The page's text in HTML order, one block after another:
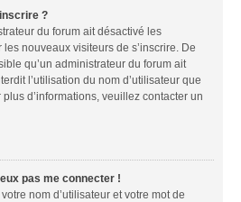
?
du forum ait désactivé les
nouveaux visiteurs de s’inscrire. De
qu’un administrateur du forum ait
l’utilisation du nom d’utilisateur que
d’informations, veuillez contacter un
pas me connecter !
nom d’utilisateur et votre mot de